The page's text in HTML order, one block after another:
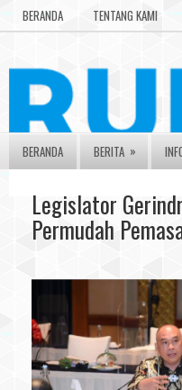
BERANDA TENTANG KAMI
BERANDA BERITA »
Legislator
Permudah